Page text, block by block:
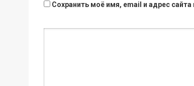
Сохранить моё имя, email и адрес